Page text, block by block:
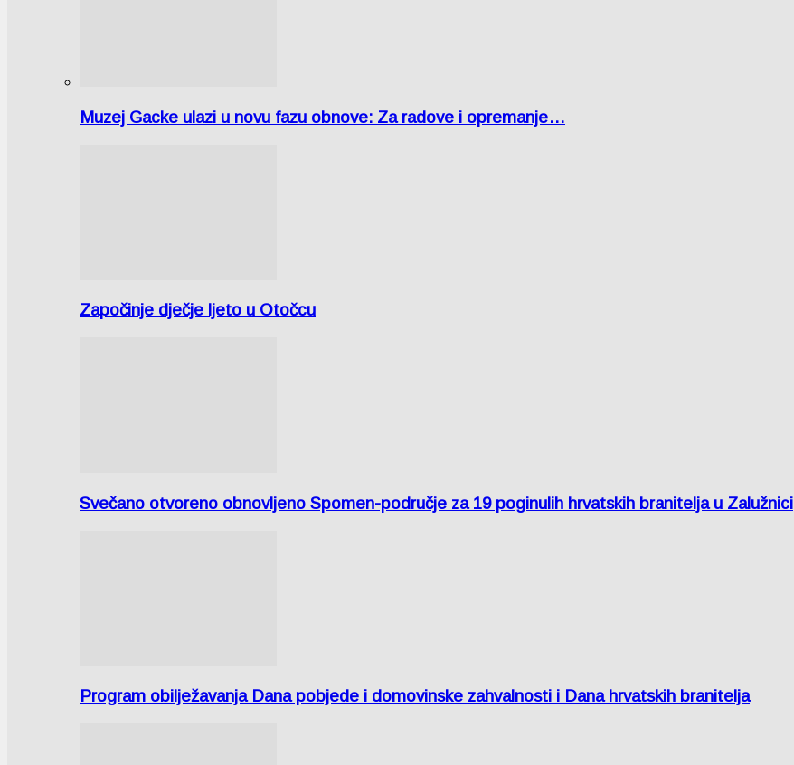
Muzej Gacke ulazi u novu fazu obnove: Za radove i opremanje…
Započinje dječje ljeto u Otočcu
Svečano otvoreno obnovljeno Spomen-područje za 19 poginulih hrvatskih branitelja u Zalužnici
Program obilježavanja Dana pobjede i domovinske zahvalnosti i Dana hrvatskih branitelja